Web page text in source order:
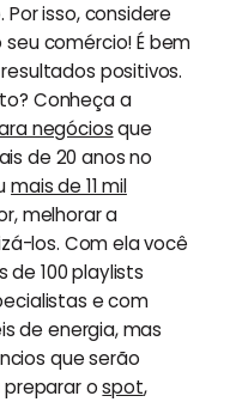
isso, considere
comércio! É bem
positivos.
Conheça a
negóciosque
de 20 anos no
mais de 11 mil
melhorar a
los. Com ela você
100 playlists
e com
de energia, mas
que serão
preparar ospot,